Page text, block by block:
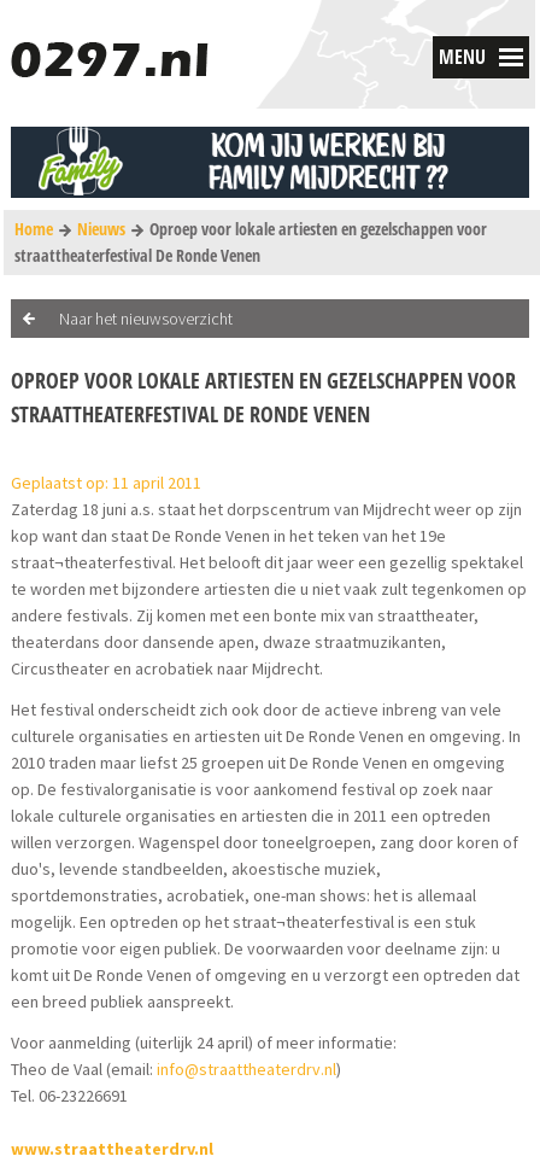
MENU
Home Nieuws
Oproep voor lokale artiesten en gezelschappen voor
straattheaterfestival De Ronde Venen
Naar het nieuwsoverzicht
OPROEP VOOR LOKALE ARTIESTEN EN GEZELSCHAPPEN VOOR
STRAATTHEATERFESTIVAL DE RONDE VENEN
Geplaatst op: 11 april 2011
Zaterdag 18 juni a.s. staat het dorpscentrum van Mijdrecht weer op zijn
kop want dan staat De Ronde Venen in het teken van het 19e
straat¬theaterfestival. Het belooft dit jaar weer een gezellig spektakel
te worden met bijzondere artiesten die u niet vaak zult tegenkomen op
andere festivals. Zij komen met een bonte mix van straattheater,
theaterdans door dansende apen, dwaze straatmuzikanten,
Circustheater en acrobatiek naar Mijdrecht.
Het festival onderscheidt zich ook door de actieve inbreng van vele
culturele organisaties en artiesten uit De Ronde Venen en omgeving. In
2010 traden maar liefst 25 groepen uit De Ronde Venen en omgeving
op. De festivalorganisatie is voor aankomend festival op zoek naar
lokale culturele organisaties en artiesten die in 2011 een optreden
willen verzorgen. Wagenspel door toneelgroepen, zang door koren of
duo's, levende standbeelden, akoestische muziek,
sportdemonstraties, acrobatiek, one-man shows: het is allemaal
mogelijk. Een optreden op het straat¬theaterfestival is een stuk
promotie voor eigen publiek. De voorwaarden voor deelname zijn: u
komt uit De Ronde Venen of omgeving en u verzorgt een optreden dat
een breed publiek aanspreekt.
Voor aanmelding (uiterlijk 24 april) of meer informatie:
Theo de Vaal (email:info@straattheaterdrv.nl)
Tel. 06-23226691
www.straattheaterdrv.nl